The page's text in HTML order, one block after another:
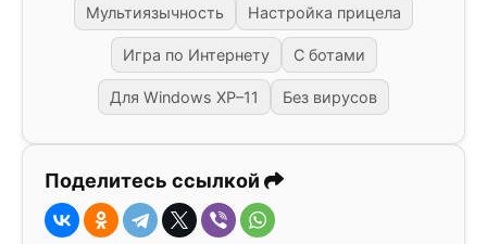
Мультиязычность Настройка прицела
Игра по Интернету С ботами
Для Windows XP–11 Без вирусов
Поделитесь ссылкой